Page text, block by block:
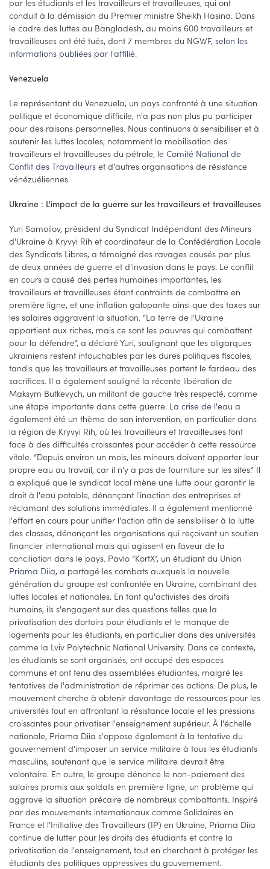
conduit à la démission du Premier ministre Sheikh Hasina. Dans
le cadre des luttes au Bangladesh, au moins 600 travailleurs et
travailleuses ont été tués, dont 7 membres du NGWF, selon les
informations publiées par l'affilié.
Venezuela
Le représentant du Venezuela, un pays confronté à une situation
politique et économique difficile, n'a pas non plus pu participer
pour des raisons personnelles. Nous continuons à sensibiliser et à
soutenir les luttes locales, notamment la mobilisation des
travailleurs et travailleuses du pétrole, le Comité National de
Conflit des Travailleurs et d'autres organisations de résistance
vénézuéliennes.
Ukraine : L'impact de la guerre sur les travailleurs et travailleuses
Yuri Samoilov, président du Syndicat Indépendant des Mineurs
d'Ukraine à Kryvyi Rih et coordinateur de la Confédération Locale
des Syndicats Libres, a témoigné des ravages causés par plus
de deux années de guerre et d'invasion dans le pays. Le conflit
en cours a causé des pertes humaines importantes, les
travailleurs et travailleuses étant contraints de combattre en
première ligne, et une inflation galopante ainsi que des taxes sur
les salaires aggravent la situation. “La terre de l'Ukraine
appartient aux riches, mais ce sont les pauvres qui combattent
pour la défendre”, a déclaré Yuri, soulignant que les oligarques
ukrainiens restent intouchables par les dures politiques fiscales,
tandis que les travailleurs et travailleuses portent le fardeau des
sacrifices. Il a également souligné la récente libération de
Maksym Butkevych, un militant de gauche très respecté, comme
une étape importante dans cette guerre. La crise de l'eau a
également été un thème de son intervention, en particulier dans
la région de Kryvyi Rih, où les travailleurs et travailleuses font
face à des difficultés croissantes pour accéder à cette ressource
vitale. “Depuis environ un mois, les mineurs doivent apporter leur
propre eau au travail, car il n'y a pas de fourniture sur les sites.” Il
a expliqué que le syndicat local mène une lutte pour garantir le
droit à l'eau potable, dénonçant l'inaction des entreprises et
réclamant des solutions immédiates. Il a également mentionné
l'effort en cours pour unifier l'action afin de sensibiliser à la lutte
des classes, dénonçant les organisations qui reçoivent un soutien
financier international mais qui agissent en faveur de la
conciliation dans le pays. Pavlo “KortX”, un étudiant du Union
Priama Diia, a partagé les combats auxquels la nouvelle
génération du groupe est confrontée en Ukraine, combinant des
luttes locales et nationales. En tant qu'activistes des droits
humains, ils s'engagent sur des questions telles que la
privatisation des dortoirs pour étudiants et le manque de
logements pour les étudiants, en particulier dans des universités
comme la Lviv Polytechnic National University. Dans ce contexte,
les étudiants se sont organisés, ont occupé des espaces
communs et ont tenu des assemblées étudiantes, malgré les
tentatives de l'administration de réprimer ces actions. De plus, le
mouvement cherche à obtenir davantage de ressources pour les
universités tout en affrontant la résistance locale et les pressions
croissantes pour privatiser l'enseignement supérieur. À l'échelle
nationale, Priama Diia s'oppose également à la tentative du
gouvernement d'imposer un service militaire à tous les étudiants
masculins, soutenant que le service militaire devrait être
volontaire. En outre, le groupe dénonce le non-paiement des
salaires promis aux soldats en première ligne, un problème qui
aggrave la situation précaire de nombreux combattants. Inspiré
par des mouvements internationaux comme Solidaires en
France et l'Initiative des Travailleurs (IP) en Ukraine, Priama Diia
continue de lutter pour les droits des étudiants et contre la
privatisation de l'enseignement, tout en cherchant à protéger les
étudiants des politiques oppressives du gouvernement.